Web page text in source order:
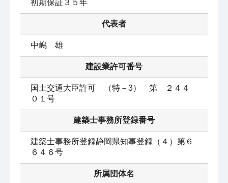
初期保証３５年
代表者
中嶋　雄
建設業許可番号
国土交通大臣許可　（特－3）　第　２４４
０１号
建築士事務所登録番号
建築士事務所登録静岡県知事登録（４）第６
６４６号
所属団体名